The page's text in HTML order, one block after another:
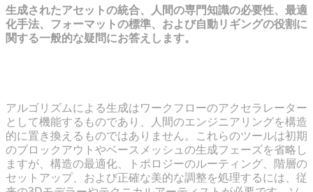
生成されたアセットの統合、人間の専門知識の必要性、最適
化手法、フォーマットの標準、および自動リギングの役割に
関する一般的な疑問にお答えします。
アルゴリズムによる生成はワークフローのアクセラレーター
として機能するものであり、人間のエンジニアリングを構造
的に置き換えるものではありません。これらのツールは初期
のブロックアウトやベースメッシュの生成フェーズを省略し
ますが、構造の最適化、トポロジーのルーティング、階層の
セットアップ、および正確な美的な調整を処理するには、従